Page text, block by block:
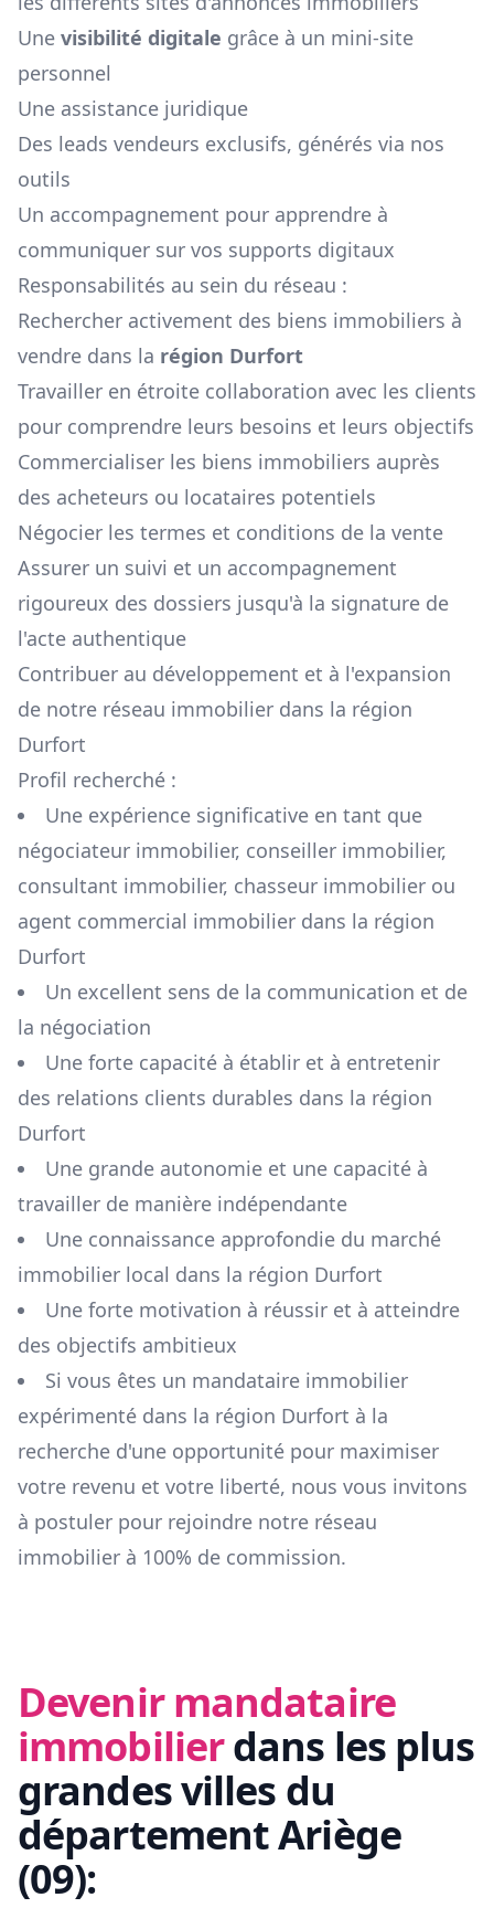
Une visibilité digitale grâce à un mini-site
personnel
Une assistance juridique
Des leads vendeurs exclusifs, générés via nos
outils
Un accompagnement pour apprendre à
communiquer sur vos supports digitaux
Responsabilités au sein du réseau :
Rechercher activement des biens immobiliers à
vendre dans la région Durfort
Travailler en étroite collaboration avec les clients
pour comprendre leurs besoins et leurs objectifs
Commercialiser les biens immobiliers auprès
des acheteurs ou locataires potentiels
Négocier les termes et conditions de la vente
Assurer un suivi et un accompagnement
rigoureux des dossiers jusqu'à la signature de
l'acte authentique
Contribuer au développement et à l'expansion
de notre réseau immobilier dans la région
Durfort
Profil recherché :
Une expérience significative en tant que
négociateur immobilier, conseiller immobilier,
consultant immobilier, chasseur immobilier ou
agent commercial immobilier dans la région
Durfort
Un excellent sens de la communication et de
la négociation
Une forte capacité à établir et à entretenir
des relations clients durables dans la région
Durfort
Une grande autonomie et une capacité à
travailler de manière indépendante
Une connaissance approfondie du marché
immobilier local dans la région Durfort
Une forte motivation à réussir et à atteindre
des objectifs ambitieux
Si vous êtes un mandataire immobilier
expérimenté dans la région Durfort à la
recherche d'une opportunité pour maximiser
votre revenu et votre liberté, nous vous invitons
à postuler pour rejoindre notre réseau
immobilier à 100% de commission.
Devenir mandataire
immobilierdans les plus
grandes villes du
départementAriège
(09):